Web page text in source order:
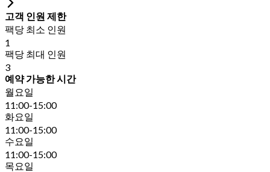
고객 인원 제한
팩당 최소 인원
1
팩당 최대 인원
3
예약 가능한 시간
월요일
11:00-15:00
화요일
11:00-15:00
수요일
11:00-15:00
목요일